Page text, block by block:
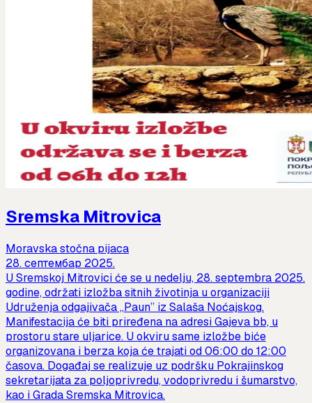
Sremska Mitrovica
Moravska stočna pijaca
28. септембар 2025.
U Sremskoj Mitrovici će se u nedelju, 28. septembra 2025.
godine, održati izložba sitnih životinja u organizaciji
Udruženja odgajivača „Paun” iz Salaša Noćajskog.
Manifestacija će biti priređena na adresi Gajeva bb, u
prostoru stare uljarice. U okviru same izložbe biće
organizovana i berza koja će trajati od 06:00 do 12:00
časova. Događaj se realizuje uz podršku Pokrajinskog
sekretarijata za poljoprivredu, vodoprivredu i šumarstvo,
kao i Grada Sremska Mitrovica.